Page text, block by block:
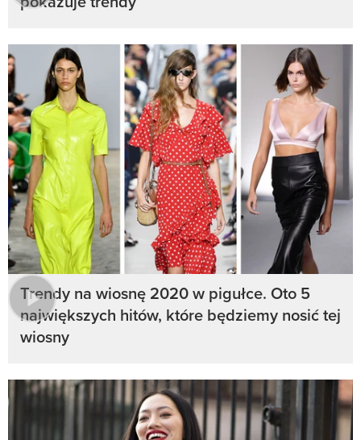
Trendy na wiosnę 2020 w pigułce. Oto 5
największych hitów, które będziemy nosić tej
wiosny